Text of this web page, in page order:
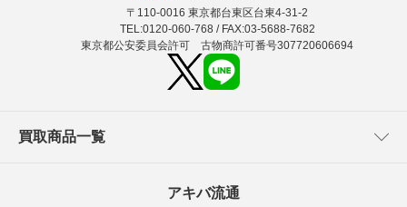
〒110-0016 東京都台東区台東4-31-2
TEL:0120-060-768 / FAX:03-5688-7682
東京都公安委員会許可 古物商許可番号307720606694
買取商品一覧
アキバ流通